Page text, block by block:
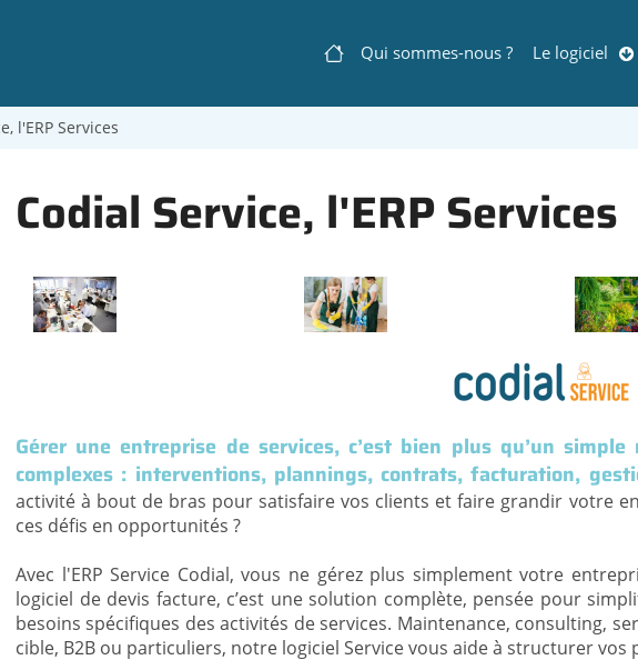
Navigation
Qui sommes-nous ? Le logiciel
l'ERP Services
Codial Service, l'ERP Services
Gérer une entreprise de services, c’est bien plus qu’un
complexes : interventions, plannings, contrats, facturation,
activité à bout de bras pour satisfaire vos clients et faire grandir votre
ces défis en opportunités ?
Avec l'ERP Service Codial, vous ne gérez plus simplement votre
logiciel de devis facture, c’est une solution complète, pensée pour
besoins spécifiques des activités de services. Maintenance, consulting,
cible, B2B ou particuliers, notre logiciel Service vous aide à structurer